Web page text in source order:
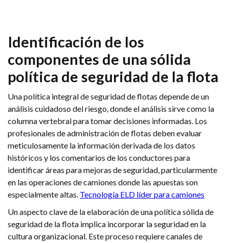
Identificación de los
componentes de una sólida
política de seguridad de la flota
Una política integral de seguridad de flotas depende de un
análisis cuidadoso del riesgo, donde el análisis sirve como la
columna vertebral para tomar decisiones informadas. Los
profesionales de administración de flotas deben evaluar
meticulosamente la información derivada de los datos
históricos y los comentarios de los conductores para
identificar áreas para mejoras de seguridad, particularmente
en las operaciones de camiones donde las apuestas son
especialmente altas. Tecnología ELD líder para camiones
Un aspecto clave de la elaboración de una política sólida de
seguridad de la flota implica incorporar la seguridad en la
cultura organizacional. Este proceso requiere canales de